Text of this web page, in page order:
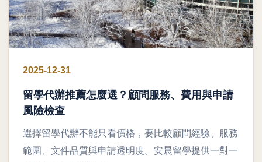
2025-12-31
留學代辦推薦怎麼選？顧問服務、費用與申請
風險檢查
選擇留學代辦不能只看價格，要比較顧問經驗、服務
範圍、文件品質與申請透明度。安晨留學提供一對一